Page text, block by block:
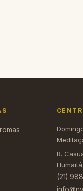
R.
Humaitá
(21)